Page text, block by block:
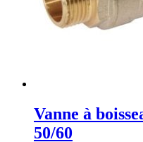
Vanne à
50/60